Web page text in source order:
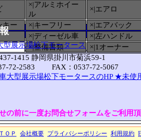
×|アルミホイー
ル
×|エアロ
キー
×|キーフリー
×|エアバック
×|ディーゼル車
×|左ハンドル
×|整備書類 ×|1オーナー
型展示場松下モータース
1415 静岡県掛川市菊浜59-1
72-2583 FAX：0537-72-5067
大型展示場松下モータースのHP ★未使
の前に一度お問合せフォームをご利用
ＯＰ 会社概要 プライバシーポリシー 利用規約